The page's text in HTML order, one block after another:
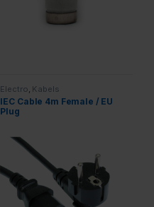
Electro Kabels
IEC Cable 4m Female / EU
Plug